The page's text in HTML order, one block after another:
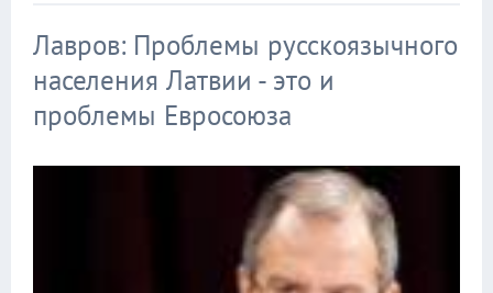
Лавров: Проблемы русскоязычного
населения Латвии - это и
проблемы Евросоюза